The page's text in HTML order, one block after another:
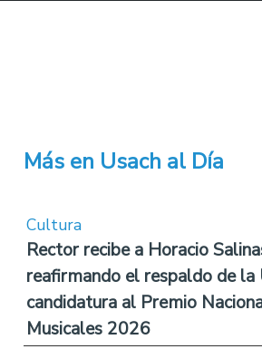
Más en Usach al Día
Cultura
Rector recibe a Horacio
reafirmando el respaldo de la
candidatura al Premio
Musicales 2026